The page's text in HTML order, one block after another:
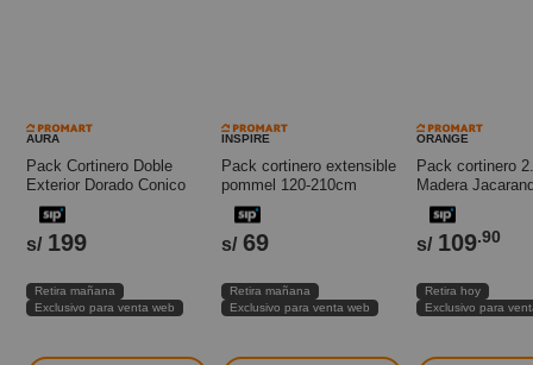
AURA
Pack Cortinero Doble
Exterior Dorado Conico
170-320cm Aura
s/ 199
Retira mañana
Exclusivo para venta web
INSPIRE
Pack cortinero extensible
pommel 120-210cm
Inspire
s/ 69
Retira mañana
Exclusivo para venta web
ORANGE
Pack cortinero
Madera
Orange
s/ 109.90
Retira hoy
Exclusivo para